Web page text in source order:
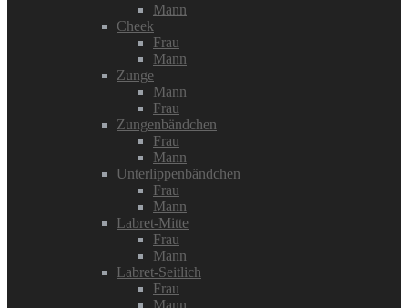
Mann
Cheek
Frau
Mann
Zunge
Mann
Frau
Zungenbändchen
Frau
Mann
Unterlippenbändchen
Frau
Mann
Labret-Mitte
Frau
Mann
Labret-Seitlich
Frau
Mann